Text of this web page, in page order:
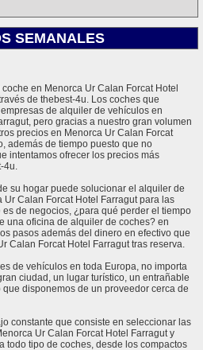
SEMANALES
en Menorca Ur Calan Forcat Hotel
de thebest-4u. Los coches que
de alquiler de vehículos en
pero gracias a nuestro gran volumen
precios en Menorca Ur Calan Forcat
además de tiempo puesto que no
intentamos ofrecer los precios más
4u.
su hogar puede solucionar el alquiler de
Calan Forcat Hotel Farragut para las
de negocios, ¿para qué perder el tiempo
una oficina de alquiler de coches? en
pasos además del dinero en efectivo que
Calan Forcat Hotel Farragut tras reserva.
de vehículos en toda Europa, no importa
ciudad, un lugar turístico, un entrañable
disponemos de un proveedor cerca de
constante que consiste en seleccionar las
Ur Calan Forcat Hotel Farragut y
todo tipo de coches, desde los compactos